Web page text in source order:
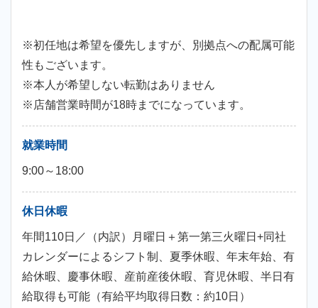
※初任地は希望を優先しますが、別拠点への配属可能
性もございます。
※本人が希望しない転勤はありません
※店舗営業時間が18時までになっています。
就業時間
9:00～18:00
休日休暇
年間110日／（内訳）月曜日＋第一第三火曜日+同社
カレンダーによるシフト制、夏季休暇、年末年始、有
給休暇、慶事休暇、産前産後休暇、育児休暇、半日有
給取得も可能（有給平均取得日数：約10日）